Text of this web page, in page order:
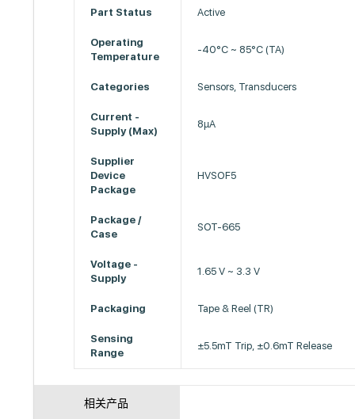
Part Status Active
Operating
Temperature
-40°C ~ 85°C (TA)
Categories Sensors, Transducers
Current -
Supply (Max)
8µA
Supplier
Device
Package
HVSOF5
Package /
Case
SOT-665
Voltage -
Supply
1.65 V ~ 3.3 V
Packaging Tape & Reel (TR)
Sensing
Range
±5.5mT Trip, ±0.6mT Release
相关产品